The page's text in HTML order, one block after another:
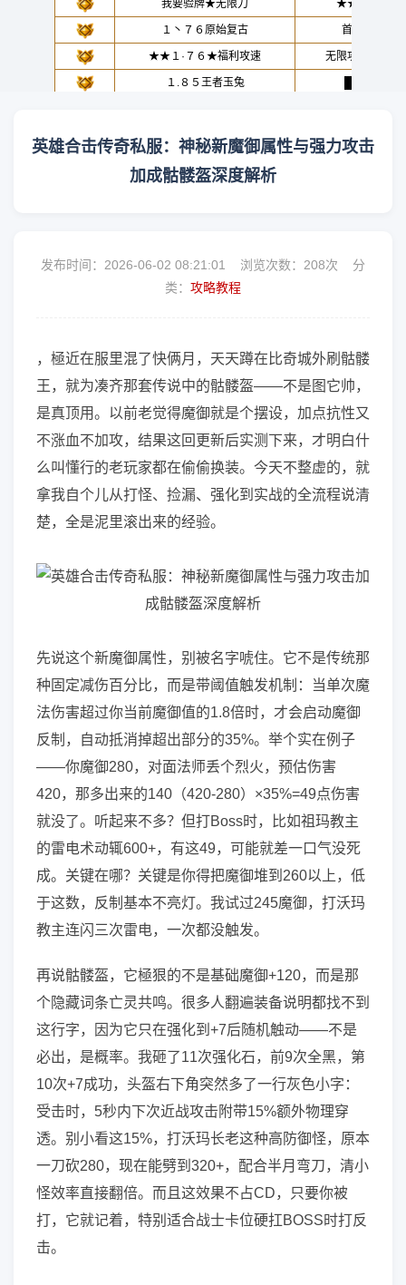
英雄合击传奇私服：神秘新魔御属性与强力攻击
加成骷髅盔深度解析
发布时间：2026-06-02 08:21:01 浏览次数： 208次 分
类： 攻略教程
，極近在服里混了快俩月，天天蹲在比奇城外刷骷髅
王，就为凑齐那套传说中的骷髅盔——不是图它帅，
是真顶用。以前老觉得魔御就是个摆设，加点抗性又
不涨血不加攻，结果这回更新后实测下来，才明白什
么叫懂行的老玩家都在偷偷换装。今天不整虚的，就
拿我自个儿从打怪、捡漏、强化到实战的全流程说清
楚，全是泥里滚出来的经验。
先说这个新魔御属性，别被名字唬住。它不是传统那
种固定减伤百分比，而是带阈值触发机制：当单次魔
法伤害超过你当前魔御值的1.8倍时，才会启动魔御
反制，自动抵消掉超出部分的35%。举个实在例子
——你魔御280，对面法师丢个烈火，预估伤害
420，那多出来的140（420-280）×35%=49点伤害
就没了。听起来不多？但打Boss时，比如祖玛教主
的雷电术动辄600+，有这49，可能就差一口气没死
成。关键在哪？关键是你得把魔御堆到260以上，低
于这数，反制基本不亮灯。我试过245魔御，打沃玛
教主连闪三次雷电，一次都没触发。
再说骷髅盔，它極狠的不是基础魔御+120，而是那
个隐藏词条亡灵共鸣。很多人翻遍装备说明都找不到
这行字，因为它只在强化到+7后随机触动——不是
必出，是概率。我砸了11次强化石，前9次全黑，第
10次+7成功，头盔右下角突然多了一行灰色小字：
受击时，5秒内下次近战攻击附带15%额外物理穿
透。别小看这15%，打沃玛长老这种高防御怪，原本
一刀砍280，现在能劈到320+，配合半月弯刀，清小
怪效率直接翻倍。而且这效果不占CD，只要你被
打，它就记着，特别适合战士卡位硬扛BOSS时打反
击。